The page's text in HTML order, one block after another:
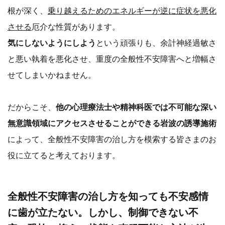
根が深く、 乗り越えるためのエネルギーが逆に症状を悪化
させる 厄介な性質があります。
気にしないようにしよう という頑張りも、余計神経過敏さ
と悪い執着を悪化させ、重度の全般性不安障害へと増幅さ
せてしまいかねません。
だからこそ、 他の心理療法士や精神科医では不可能な深い
無意識領域にアクセスさせることができる岩波の誘導施術
によって、全般性不安障害の治し方を模索する皆さまのお
役に立てると考えております。
全般性不安障害の治し方を知っても不安感情
に歯が立たない。しかし、制御できない不